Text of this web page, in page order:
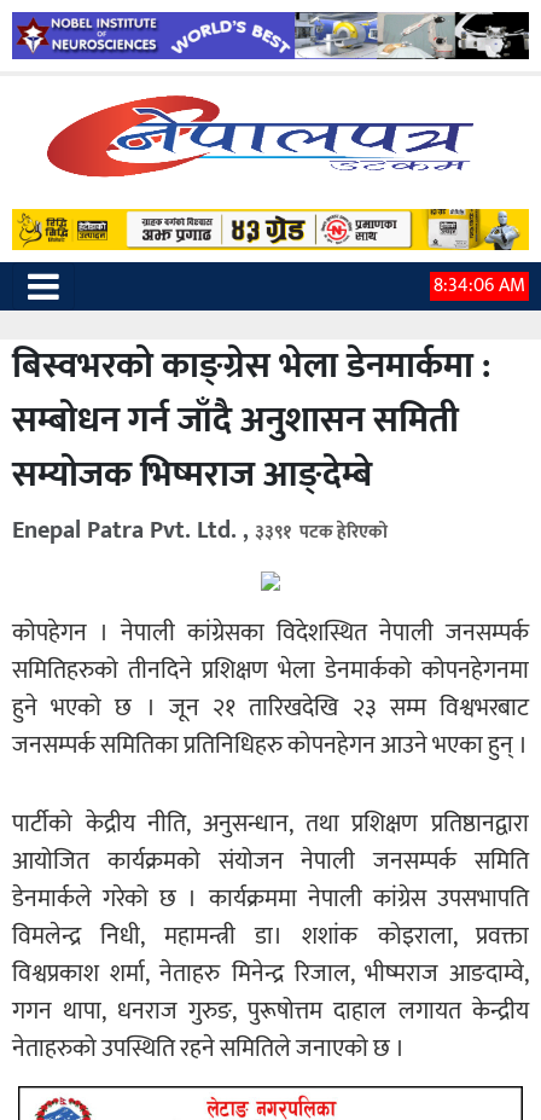
8:34:07 AM
बिस्वभरको काङ्ग्रेस भेला डेनमार्कमा :
सम्बोधन गर्न जाँदै अनुशासन समिती
सम्योजक भिष्मराज आङ्देम्बे
Enepal Patra Pvt. Ltd. , ३३९१ पटक हेरिएको
कोपहेगन । नेपाली कांग्रेसका विदेशस्थित नेपाली जनसम्पर्क
समितिहरुको तीनदिने प्रशिक्षण भेला डेनमार्कको कोपनहेगनमा
हुने भएको छ । जून २१ तारिखदेखि २३ सम्म विश्वभरबाट
जनसम्पर्क समितिका प्रतिनिधिहरु कोपनहेगन आउने भएका हुन् ।
पार्टीको केद्रीय नीति, अनुसन्धान, तथा प्रशिक्षण प्रतिष्ठानद्वारा
आयोजित कार्यक्रमको संयोजन नेपाली जनसम्पर्क समिति
डेनमार्कले गरेको छ । कार्यक्रममा नेपाली कांग्रेस उपसभापति
विमलेन्द्र निधी, महामन्त्री डा। शशांक कोइराला, प्रवक्ता
विश्वप्रकाश शर्मा, नेताहरु मिनेन्द्र रिजाल, भीष्मराज आङदाम्वे,
गगन थापा, धनराज गुरुङ, पुरूषोत्तम दाहाल लगायत केन्द्रीय
नेताहरुको उपस्थिति रहने समितिले जनाएको छ ।